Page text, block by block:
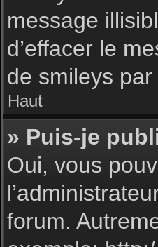
message
d’effacer le
de smileys
Haut
» Puis-je
Oui, vous
forum.